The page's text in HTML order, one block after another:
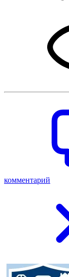
комментарий